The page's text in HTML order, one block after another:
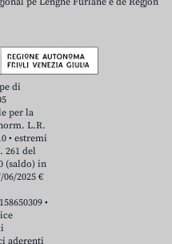
di
per la
L.R.
• estremi
261 del
(saldo) in
06/2025 €
•
aderenti